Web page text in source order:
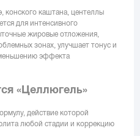
конского каштана, центеллы
для интенсивного
жировые отложения,
зонах, улучшает тонус и
эффекта
«Целлюгель»
действие которой
любой стадии и коррекцию